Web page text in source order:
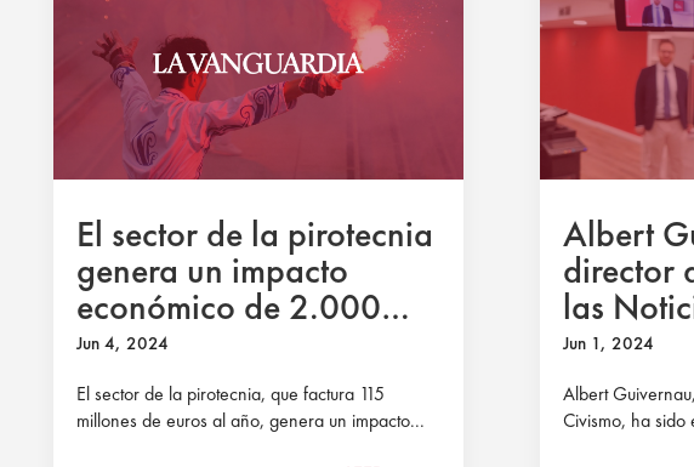
El sector de la pirotecnia
genera un impacto
económico de 2.000
millones y 50.000
empleos, según el
informe de Civismo
Jun 4, 2024
El sector de la pirotecnia, que factura 115
millones de euros al año, genera un impacto...
Albert
director
las
Jun 1, 2024
Albert
Civismo, ha sido